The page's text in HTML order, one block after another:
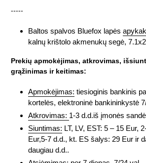
-----
Baltos spalvos Bluefox lapės
kalnų krištolo akmenukų segė,
Prekių apmokėjimas, atkrovimas,
grąžinimas ir keitimas:
Apmokėjimas: tiesioginis bankinis
kortelės, elektroninė bankininkystė
Atkrovimas: 1-3 d.d.iš įmonės
Siuntimas: LT, LV, EST: 5 – 15 Eur,
Eur,5-7 d.d., kt. ES šalys: 29 Eur ir
daugiau d.d..